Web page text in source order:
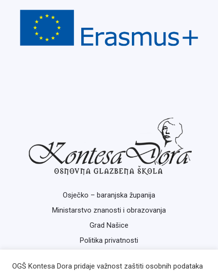
Osječko – baranjska županija
Ministarstvo znanosti i obrazovanja
Grad Našice
Politika privatnosti
OGŠ Kontesa Dora pridaje važnost zaštiti osobnih podataka